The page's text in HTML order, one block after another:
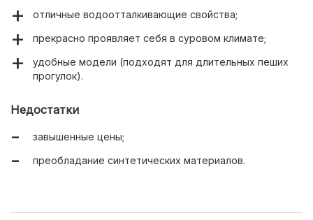
отличные водоотталкивающие свойства;
прекрасно проявляет себя в суровом климате;
удобные модели (подходят для длительных пеших
прогулок).
Недостатки
завышенные цены;
преобладание синтетических материалов.